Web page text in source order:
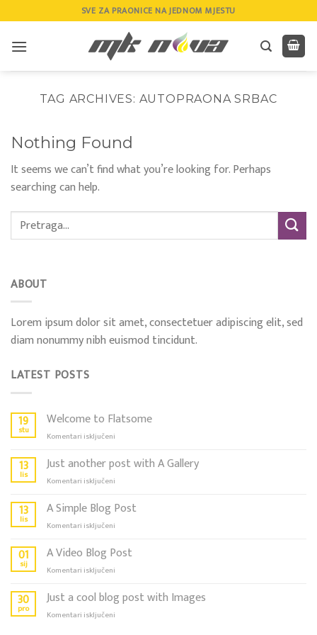
to
content
SVE ZA PRAONICE NA JEDNOM MJESTU
TAG ARCHIVES: AUTOPRAONA SRBAC
Nothing Found
It seems we can’t find what you’re looking for. Perhaps
searching can help.
ABOUT
Lorem ipsum dolor sit amet, consectetuer adipiscing elit, sed
diam nonummy nibh euismod tincidunt.
LATEST POSTS
19
stu
Welcome to Flatsome
Komentari isključeni
to
Flatsome
13
lis
Just another post with A Gallery
Komentari isključeni
another
post
Gallery
13
lis
A Simple Blog Post
Komentari isključeni
Simple
Blog
01
sij
A Video Blog Post
Komentari isključeni
Video
Blog
30
pro
Just a cool blog post with Images
Komentari isključeni